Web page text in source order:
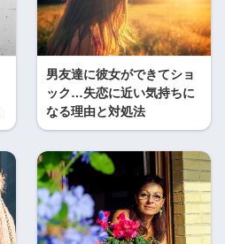
男友達に彼女ができてショ
ック…失恋に近い気持ちに
なる理由と対処法